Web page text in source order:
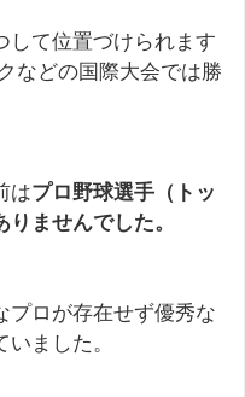
して位置づけられます
などの国際大会では勝
はプロ野球選手（トッ
ませんでした。
プロが存在せず優秀な
ました。